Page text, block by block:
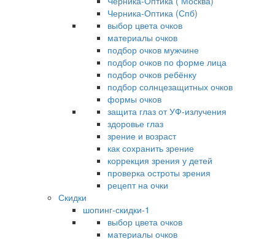
Черника-Оптика (Спб)
выбор цвета очков
материалы очков
подбор очков мужчине
подбор очков по форме лица
подбор очков ребёнку
подбор солнцезащитных очков
формы очков
защита глаз от УФ-излучения
здоровье глаз
зрение и возраст
как сохранить зрение
коррекция зрения у детей
проверка остроты зрения
рецепт на очки
Скидки
шопинг-скидки-1
выбор цвета очков
материалы очков